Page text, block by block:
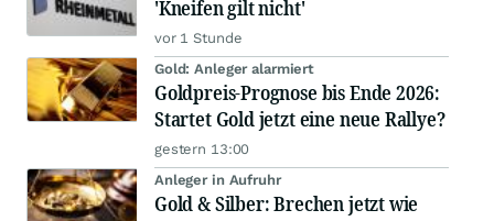
'Kneifen gilt nicht'
vor 1 Stunde
Gold: Anleger alarmiert
Goldpreis-Prognose bis Ende 2026:
Startet Gold jetzt eine neue Rallye?
gestern 13:00
Anleger in Aufruhr
Gold & Silber: Brechen jetzt wie